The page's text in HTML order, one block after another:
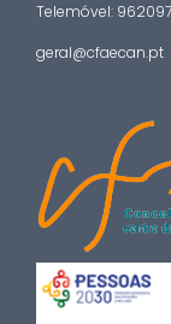
Telemóvel:
geral@cfaecan.pt